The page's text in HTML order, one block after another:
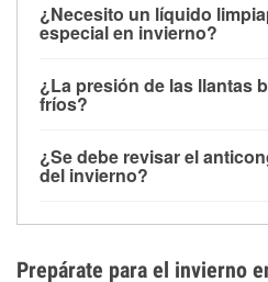
debajo de los 32 °F y puede
su potencia de arranque
arranque.
¿Necesito un líquido
especial en invierno?
la congelación y ayuda a
derretida en la carretera para
¿La presión de las llantas
fríos?
alrededor de 1 PSI por cada
temperatura. Puedes obtener
¿Se debe revisar el
del invierno?
el sobrecalentamiento en
Prepárate para el invierno